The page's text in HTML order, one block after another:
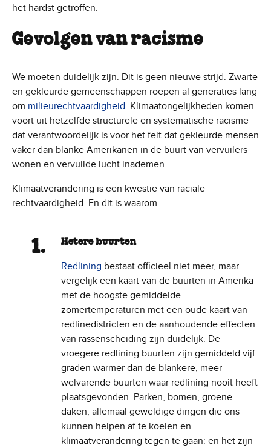
het hardst getroffen.
Gevolgen van racisme
We moeten duidelijk zijn. Dit is geen nieuwe strijd. Zwarte
en gekleurde gemeenschappen roepen al generaties lang
om milieurechtvaardigheid. Klimaatongelijkheden komen
voort uit hetzelfde structurele en systematische racisme
dat verantwoordelijk is voor het feit dat gekleurde mensen
vaker dan blanke Amerikanen in de buurt van vervuilers
wonen en vervuilde lucht inademen.
Klimaatverandering is een kwestie van raciale
rechtvaardigheid. En dit is waarom.
Hetere buurten
Redlining bestaat officieel niet meer, maar
vergelijk een kaart van de buurten in Amerika
met de hoogste gemiddelde
zomertemperaturen met een oude kaart van
redlinedistricten en de aanhoudende effecten
van rassenscheiding zijn duidelijk. De
vroegere redlining buurten zijn gemiddeld vijf
graden warmer dan de blankere, meer
welvarende buurten waar redlining nooit heeft
plaatsgevonden. Parken, bomen, groene
daken, allemaal geweldige dingen die ons
kunnen helpen af te koelen en
klimaatverandering tegen te gaan: en het zijn